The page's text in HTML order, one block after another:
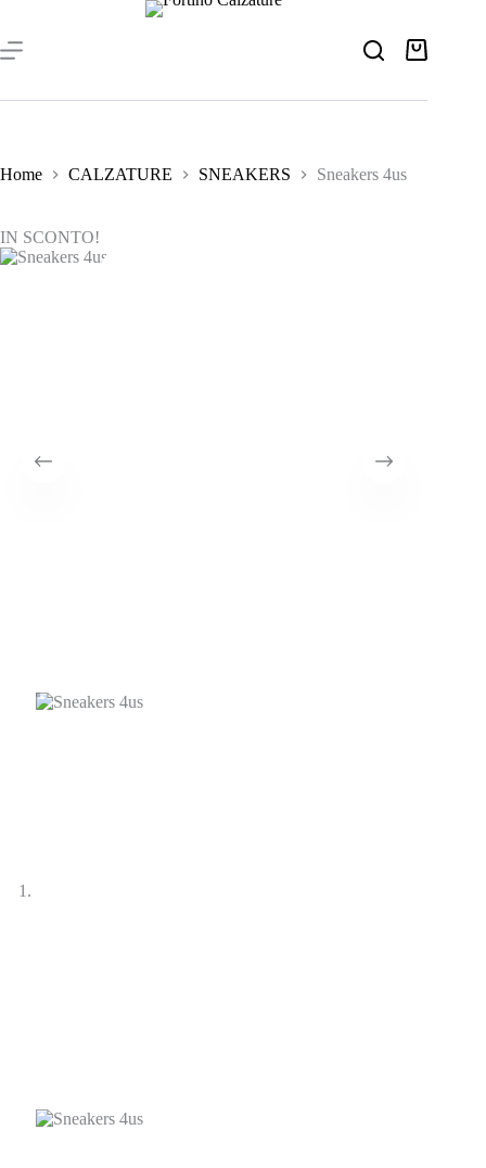
contenuto
Carrello
Home CALZATURE SNEAKERS Sneakers 4us
IN SCONTO!